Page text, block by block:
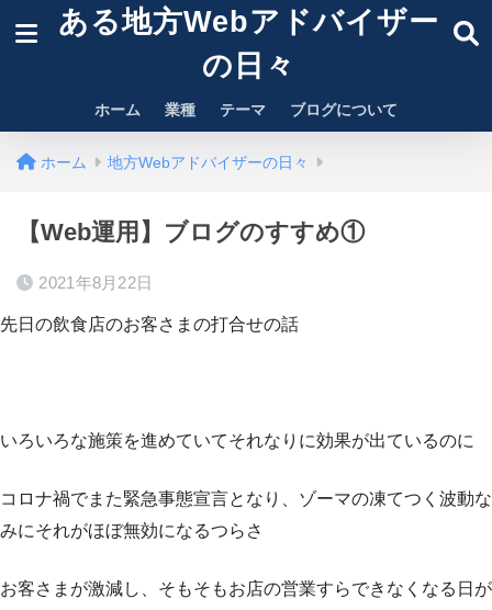
ある地方Webアドバイザー
の日々
ホーム 業種 テーマ ブログについて
ホーム 地方Webアドバイザーの日々
【Web運用】ブログのすすめ①
2021年8月22日
先日の飲食店のお客さまの打合せの話
いろいろな施策を進めていてそれなりに効果が出ているのに
コロナ禍でまた緊急事態宣言となり、ゾーマの凍てつく波動な
みにそれがほぼ無効になるつらさ
お客さまが激減し、そもそもお店の営業すらできなくなる日が